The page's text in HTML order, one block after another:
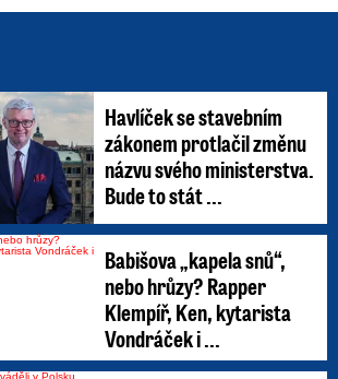
Havlíček se stavebním
zákonem protlačil změnu
názvu svého ministerstva.
Bude to stát ...
Babišova „kapela snů“,
nebo hrůzy? Rapper
Klempíř, Ken, kytarista
Vondráček i ...